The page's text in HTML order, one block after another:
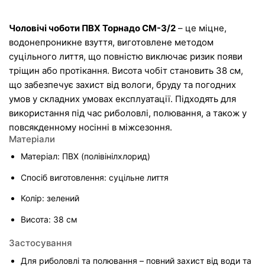
Чоловічі чоботи ПВХ Торнадо СМ-3/2 – це міцне,
водонепроникне взуття, виготовлене методом
суцільного лиття, що повністю виключає ризик появи
тріщин або протікання. Висота чобіт становить 38 см,
що забезпечує захист від вологи, бруду та погодних
умов у складних умовах експлуатації. Підходять для
використання під час риболовлі, полювання, а також у
повсякденному носінні в міжсезоння.
Матеріали
Матеріал: ПВХ (полівінілхлорид)
Спосіб виготовлення: суцільне лиття
Колір: зелений
Висота: 38 см
Застосування
Для риболовлі та полювання – повний захист від води та